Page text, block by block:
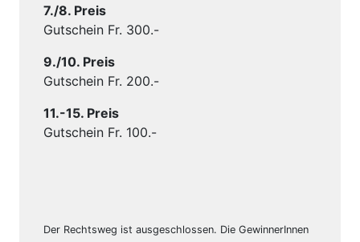
7./8. Preis
Gutschein Fr. 300.-
9./10. Preis
Gutschein Fr. 200.-
11.-15. Preis
Gutschein Fr. 100.-
Der Rechtsweg ist ausgeschlossen. Die GewinnerInnen